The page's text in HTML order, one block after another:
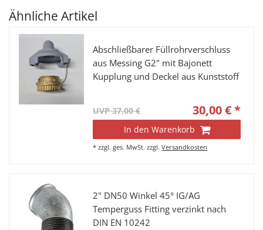
Ähnliche Artikel
Abschließbarer Füllrohrverschluss
aus Messing G2" mit Bajonett
Kupplung und Deckel aus Kunststoff
UVP 37,00 € 30,00 € *
In den Warenkorb
*zzgl. ges. MwSt. zzgl.Versandkosten
2" DN50 Winkel 45° IG/AG
Temperguss Fitting verzinkt nach
DIN EN 10242